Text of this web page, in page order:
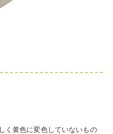
く黄色に変色していないもの